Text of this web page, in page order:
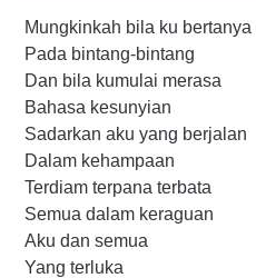
Mungkinkah bila ku bertanya
Pada bintang-bintang
Dan bila kumulai merasa
Bahasa kesunyian
Sadarkan aku yang berjalan
Dalam kehampaan
Terdiam terpana terbata
Semua dalam keraguan
Aku dan semua
Yang terluka